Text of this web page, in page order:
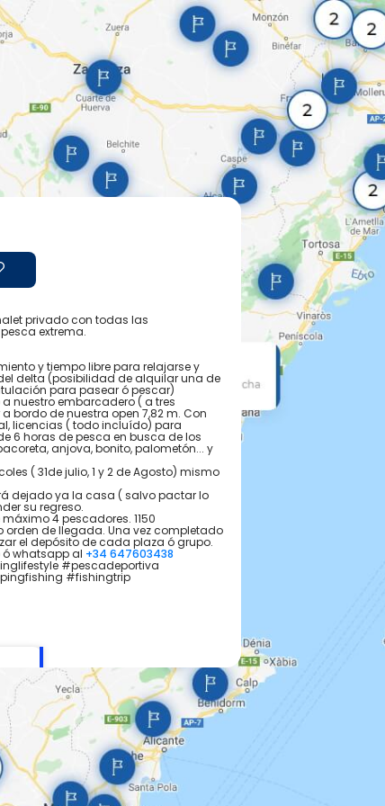
privado con todas las
extrema.
y tiempo libre para relajarse y
delta (posibilidad de alquilar una de
para pasear ó pescar)
nuestro embarcadero ( a tres
de nuestra open 7,82 m. Con
licencias ( todo incluído) para
6 horas de pesca en busca de los
anjova, bonito, palometón... y
( 31de julio, 1 y 2 de Agosto) mismo
dejado ya la casa ( salvo pactar lo
su regreso.
4 pescadores. 1150
orden de llegada. Una vez completado
el depósito de cada plaza ó grupo.
ó whatsapp al +34 647603438
#pescadeportiva
#fishingtrip